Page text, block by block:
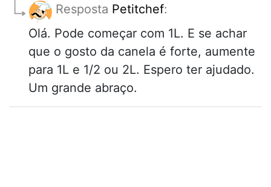
Resposta Petitchef:
Olá. Pode começar com 1L. E se achar
que o gosto da canela é forte, aumente
para 1L e 1/2 ou 2L. Espero ter ajudado.
Um grande abraço.